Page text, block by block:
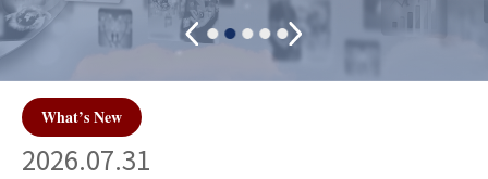
What’s New
2026.07.31